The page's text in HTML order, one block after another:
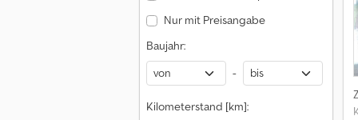
Nur mit Preisangabe
Baujahr:
-
Kilometerstand [km]: